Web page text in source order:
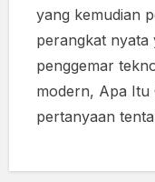
yang kemudian
perangkat nyata
penggemar
modern, Apa Itu
pertanyaan